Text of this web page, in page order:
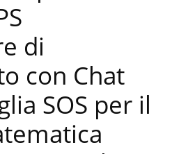
di
con Chat
SOS per il